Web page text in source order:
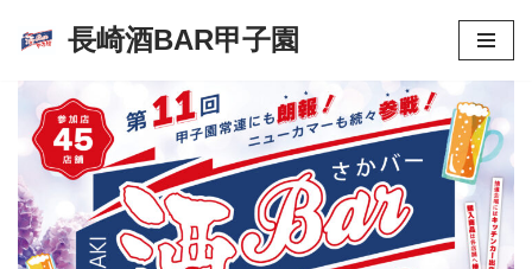
テ
ツ
へ
ス
長崎酒BAR甲子園